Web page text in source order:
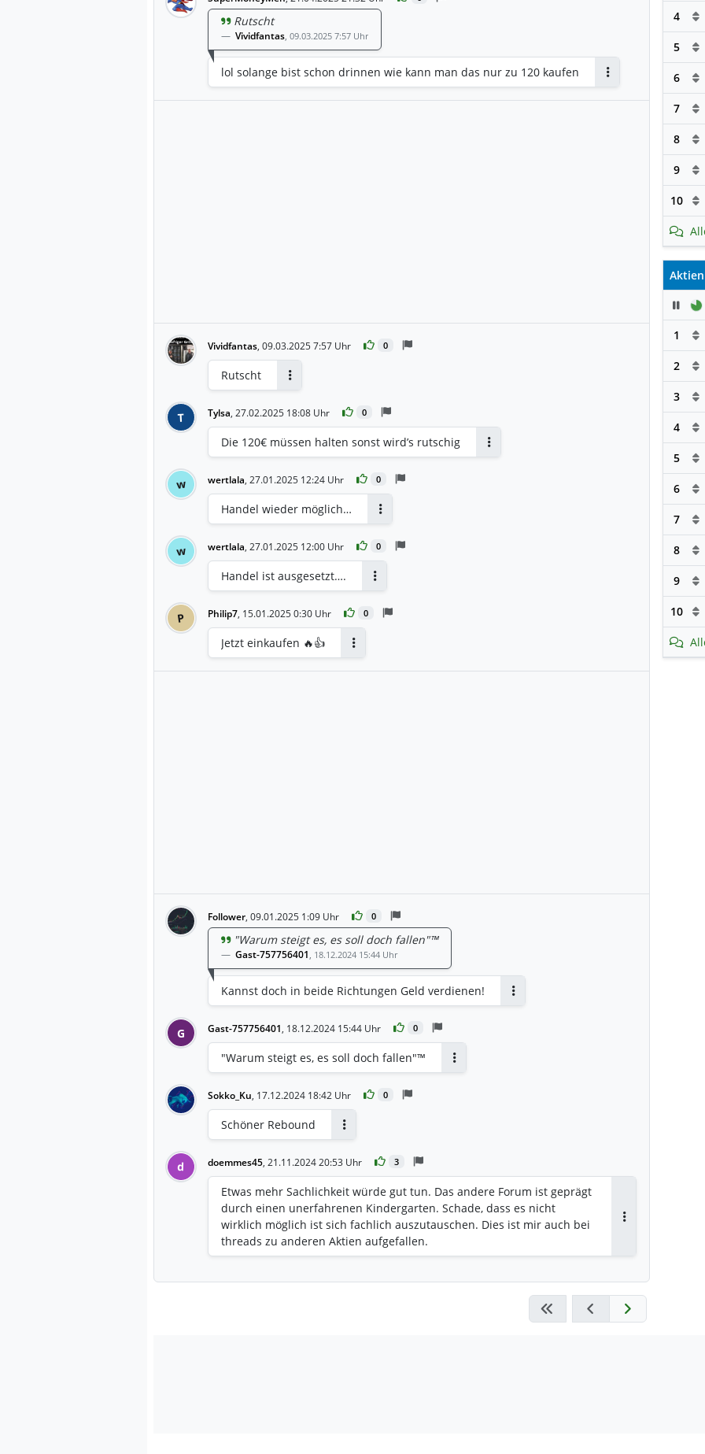
Rutscht
Vividfantas, 09.03.2025 7:57 Uhr
lol solange bist schon drinnen wie kann man das nur zu 120 kaufen
Vividfantas, 09.03.2025 7:57 Uhr 0
Rutscht
T Tylsa, 27.02.2025 18:08 Uhr 0
Die 120€ müssen halten sonst wird’s rutschig
w wertlala, 27.01.2025 12:24 Uhr 0
Handel wieder möglich…
w wertlala, 27.01.2025 12:00 Uhr 0
Handel ist ausgesetzt….
P Philip7, 15.01.2025 0:30 Uhr 0
Jetzt einkaufen 🔥👍
Follower, 09.01.2025 1:09 Uhr 0
"Warum steigt es, es soll doch fallen"™️
Gast-757756401, 18.12.2024 15:44 Uhr
Kannst doch in beide Richtungen Geld verdienen!
G Gast-757756401, 18.12.2024 15:44 Uhr 0
"Warum steigt es, es soll doch fallen"™️
Sokko_Ku, 17.12.2024 18:42 Uhr 0
Schöner Rebound
d doemmes45, 21.11.2024 20:53 Uhr 3
Etwas mehr Sachlichkeit würde gut tun. Das andere Forum ist geprägt
durch einen unerfahrenen Kindergarten. Schade, dass es nicht
wirklich möglich ist sich fachlich auszutauschen. Dies ist mir auch bei
threads zu anderen Aktien aufgefallen.
4
5
6
7
8
9
10
Aktien
1
2
3
4
5
6
7
8
9
10